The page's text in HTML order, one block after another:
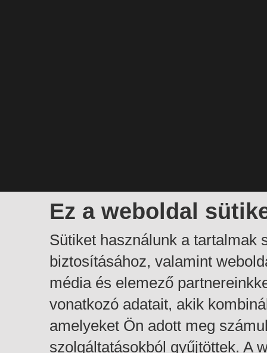
Ez a weboldal
Sütiket használunk a tartalmak
biztosításához, valamint
média és elemező
vonatkozó adatait, akik
amelyeket Ön adott meg
szolgáltatásokból gyűjtöttek. A